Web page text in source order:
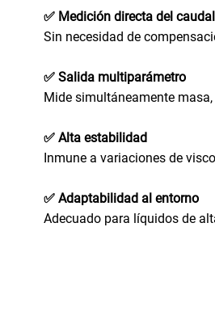
✅ Medición directa del
Sin necesidad de
✅ Salida multiparámetro
Mide simultáneamente
✅ Alta estabilidad
Inmune a variaciones de
✅ Adaptabilidad al entorno
Adecuado para líquidos de